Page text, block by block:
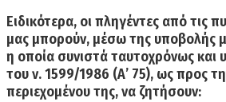
Ειδικότερα, οι πληγέντες από τις
μας μπορούν, μέσω της υποβολής
η οποία συνιστά ταυτοχρόνως
του ν. 1599/1986 (Α’ 75), ως προς
περιεχομένου της, να ζητήσουν: